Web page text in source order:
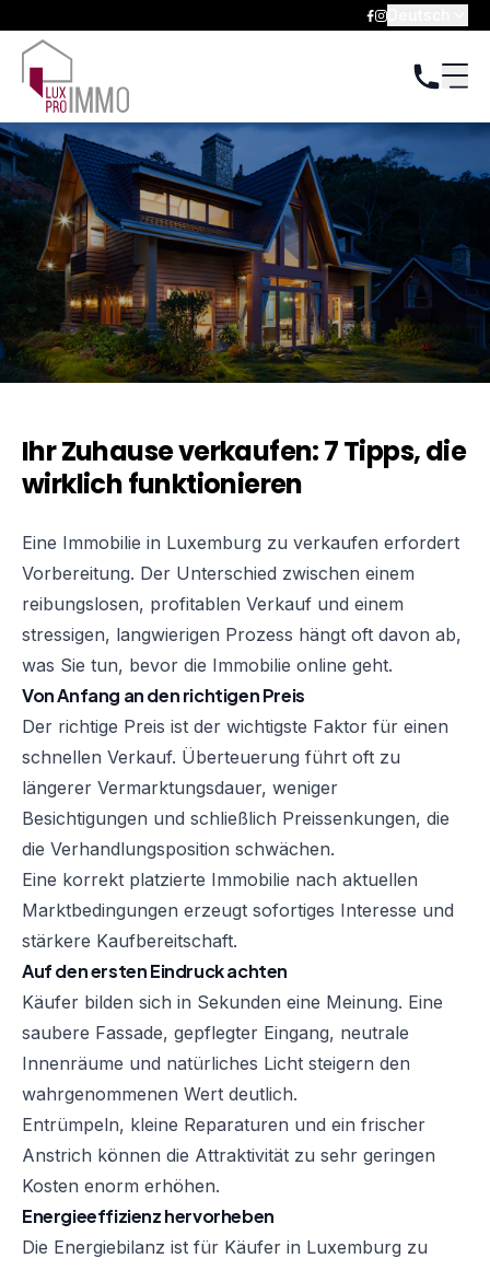
Ihr Zuhause verkaufen: 7 Tipps, die
wirklich funktionieren
Eine Immobilie in Luxemburg zu verkaufen erfordert
Vorbereitung. Der Unterschied zwischen einem
reibungslosen, profitablen Verkauf und einem
stressigen, langwierigen Prozess hängt oft davon ab,
was Sie tun, bevor die Immobilie online geht.
Von Anfang an den richtigen Preis
Der richtige Preis ist der wichtigste Faktor für einen
schnellen Verkauf. Überteuerung führt oft zu
längerer Vermarktungsdauer, weniger
Besichtigungen und schließlich Preissenkungen, die
die Verhandlungsposition schwächen.
Eine korrekt platzierte Immobilie nach aktuellen
Marktbedingungen erzeugt sofortiges Interesse und
stärkere Kaufbereitschaft.
Auf den ersten Eindruck achten
Käufer bilden sich in Sekunden eine Meinung. Eine
saubere Fassade, gepflegter Eingang, neutrale
Innenräume und natürliches Licht steigern den
wahrgenommenen Wert deutlich.
Entrümpeln, kleine Reparaturen und ein frischer
Anstrich können die Attraktivität zu sehr geringen
Kosten enorm erhöhen.
Energieeffizienz hervorheben
Die Energiebilanz ist für Käufer in Luxemburg zu